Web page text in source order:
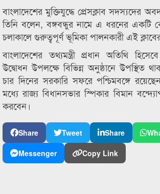
বাংলাদেশের মুক্তিযুদ্ধে প্রেসক্লাব সদস্যদের
তিনি বলেন, বঙ্গবন্ধুর নামে এ ধরনের একটি
চলাকালে গুরুত্বপূর্ণ ভূমিকা পালনকারী এই
বাংলাদেশের তথ্যমন্ত্রী প্রধান অতিথি
উদ্বোধন উপলক্ষে বিভিন্ন অনুষ্ঠানে উপস্থিত
চার দিনের সরকারি সফরে পশ্চিমবঙ্গে
মধ্যে রাজ্য বিধানসভার স্পিকার বিমান
করবেন।
Share Tweet Share
Messenger
Copy Link